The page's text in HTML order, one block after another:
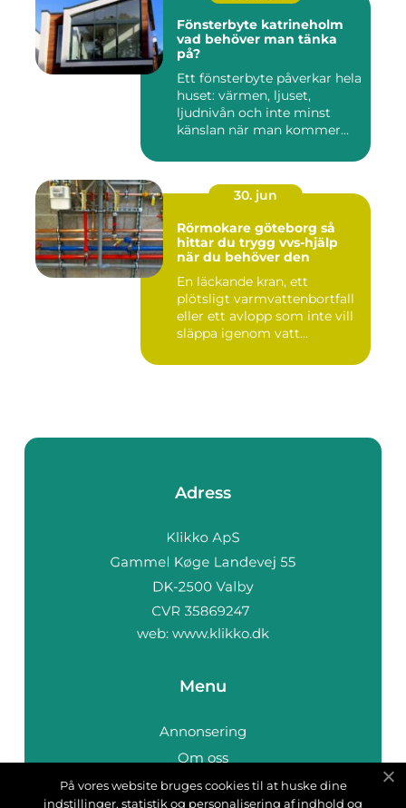
Fönsterbyte katrineholm
vad behöver man tänka
på?
Ett fönsterbyte påverkar hela
huset: värmen, ljuset,
ljudnivån och inte minst
känslan när man kommer...
30. jun
Rörmokare göteborg så
hittar du trygg vvs-hjälp
när du behöver den
En läckande kran, ett
plötsligt varmvattenbortfall
eller ett avlopp som inte vill
släppa igenom vatt...
Adress
web: www.klikko.dk
Menu
Annonsering
Om oss
Cookies
På vores website bruges cookies til at huske dine
indstillinger, statistik og personalisering af indhold og